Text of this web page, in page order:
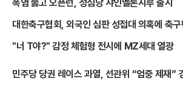
폭염 뚫고 오픈런, 성심당 샤인멜론시루 출시
대한축구협회, 외국인 심판 성접대 의혹에 축구
"너 T야?" 감정 체험형 전시에 MZ세대 열광
민주당 당권 레이스 과열, 선관위 “엄중 제재”